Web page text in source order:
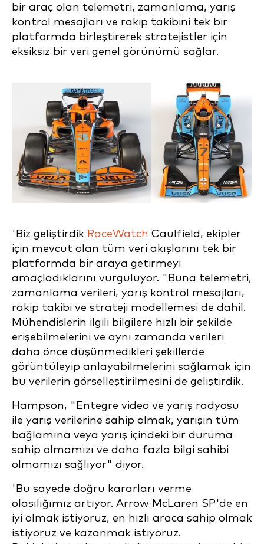
bir araç olan telemetri, zamanlama, yarış
kontrol mesajları ve rakip takibini tek bir
platformda birleştirerek stratejistler için
eksiksiz bir veri genel görünümü sağlar.
'Biz geliştirdik RaceWatch Caulfield, ekipler
için mevcut olan tüm veri akışlarını tek bir
platformda bir araya getirmeyi
amaçladıklarını vurguluyor. "Buna telemetri,
zamanlama verileri, yarış kontrol mesajları,
rakip takibi ve strateji modellemesi de dahil.
Mühendislerin ilgili bilgilere hızlı bir şekilde
erişebilmelerini ve aynı zamanda verileri
daha önce düşünmedikleri şekillerde
görüntüleyip anlayabilmelerini sağlamak için
bu verilerin görselleştirilmesini de geliştirdik.
Hampson, "Entegre video ve yarış radyosu
ile yarış verilerine sahip olmak, yarışın tüm
bağlamına veya yarış içindeki bir duruma
sahip olmamızı ve daha fazla bilgi sahibi
olmamızı sağlıyor" diyor.
'Bu sayede doğru kararları verme
olasılığımız artıyor. Arrow McLaren SP'de en
iyi olmak istiyoruz, en hızlı araca sahip olmak
istiyoruz ve kazanmak istiyoruz.